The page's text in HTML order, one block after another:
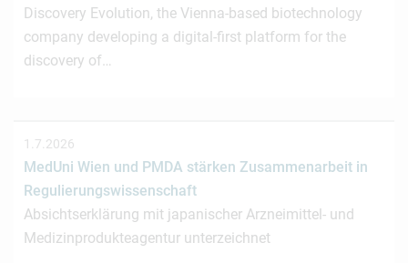
Discovery Evolution, the Vienna-based biotechnology
company developing a digital-first platform for the
discovery of…
1.7.2026
MedUni Wien und PMDA stärken Zusammenarbeit in
Regulierungswissenschaft
Absichtserklärung mit japanischer Arzneimittel- und
Medizinprodukteagentur unterzeichnet